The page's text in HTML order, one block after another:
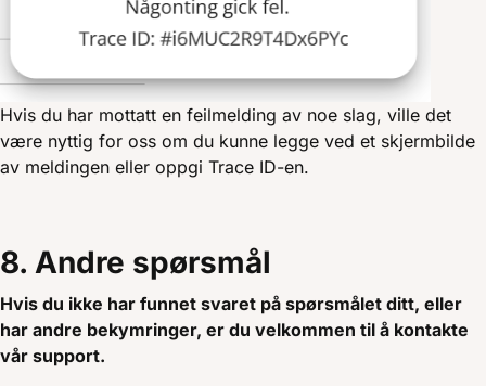
Hvis du har mottatt en feilmelding av noe slag, ville det
være nyttig for oss om du kunne legge ved et skjermbilde
av meldingen eller oppgi Trace ID-en.
8. Andre spørsmål
Hvis du ikke har funnet svaret på spørsmålet ditt, eller
har andre bekymringer, er du velkommen til å kontakte
vår support.